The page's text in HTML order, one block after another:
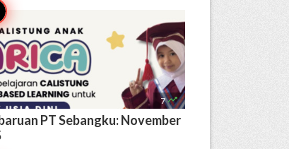
7 
PT Sebangku: November